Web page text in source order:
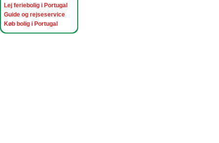
Lej feriebolig i Portugal
Guide og rejseservice
Køb bolig i Portugal